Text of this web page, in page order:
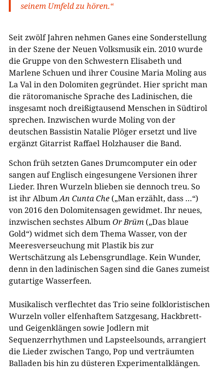
seinem Umfeld zu hören.“
Seit zwölf Jahren nehmen Ganes eine Sonderstellung
in der Szene der Neuen Volksmusik ein. 2010 wurde
die Gruppe von den Schwestern Elisabeth und
Marlene Schuen und ihrer Cousine Maria Moling aus
La Val in den Dolomiten gegründet. Hier spricht man
die rätoromanische Sprache des Ladinischen, die
insgesamt noch dreißigtausend Menschen in Südtirol
sprechen. Inzwischen wurde Moling von der
deutschen Bassistin Natalie Plöger ersetzt und live
ergänzt Gitarrist Raffael Holzhauser die Band.
Schon früh setzten Ganes Drumcomputer ein oder
sangen auf Englisch eingesungene Versionen ihrer
Lieder. Ihren Wurzeln blieben sie dennoch treu. So
ist ihr AlbumAn Cunta Che(„Man erzählt, dass …“)
von 2016 den Dolomitensagen gewidmet. Ihr neues,
inzwischen sechstes AlbumOr Brüm(„Das blaue
Gold“) widmet sich dem Thema Wasser, von der
Meeresverseuchung mit Plastik bis zur
Wertschätzung als Lebensgrundlage. Kein Wunder,
denn in den ladinischen Sagen sind die Ganes zumeist
gutartige Wasserfeen.
Musikalisch verflechtet das Trio seine folkloristischen
Wurzeln voller elfenhaftem Satzgesang, Hackbrett-
und Geigenklängen sowie Jodlern mit
Sequenzerrhythmen und Lapsteelsounds, arrangiert
die Lieder zwischen Tango, Pop und verträumten
Balladen bis hin zu düsteren Experimentalklängen.